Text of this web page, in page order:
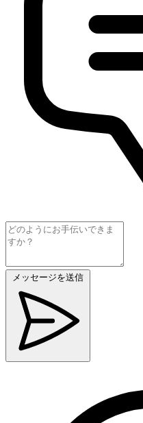
メッセージを送信